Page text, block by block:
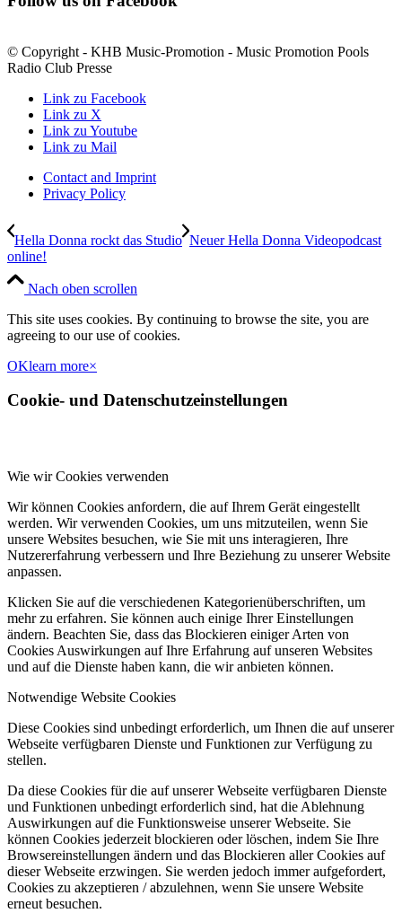
© Copyright - KHB Music-Promotion - Music Promotion Pools
Radio Club Presse
Link zu Facebook
Link zu X
Link zu Youtube
Link zu Mail
Contact and Imprint
Privacy Policy
Hella Donna rockt das Studio Neuer Hella Donna Videopodcast
online!
Nach oben scrollen
This site uses cookies. By continuing to browse the site, you are
agreeing to our use of cookies.
OKlearn more×
Cookie- und Datenschutzeinstellungen
Wie wir Cookies verwenden
Wir können Cookies anfordern, die auf Ihrem Gerät eingestellt
werden. Wir verwenden Cookies, um uns mitzuteilen, wenn Sie
unsere Websites besuchen, wie Sie mit uns interagieren, Ihre
Nutzererfahrung verbessern und Ihre Beziehung zu unserer Website
anpassen.
Klicken Sie auf die verschiedenen Kategorienüberschriften, um
mehr zu erfahren. Sie können auch einige Ihrer Einstellungen
ändern. Beachten Sie, dass das Blockieren einiger Arten von
Cookies Auswirkungen auf Ihre Erfahrung auf unseren Websites
und auf die Dienste haben kann, die wir anbieten können.
Notwendige Website Cookies
Diese Cookies sind unbedingt erforderlich, um Ihnen die auf unserer
Webseite verfügbaren Dienste und Funktionen zur Verfügung zu
stellen.
Da diese Cookies für die auf unserer Webseite verfügbaren Dienste
und Funktionen unbedingt erforderlich sind, hat die Ablehnung
Auswirkungen auf die Funktionsweise unserer Webseite. Sie
können Cookies jederzeit blockieren oder löschen, indem Sie Ihre
Browsereinstellungen ändern und das Blockieren aller Cookies auf
dieser Webseite erzwingen. Sie werden jedoch immer aufgefordert,
Cookies zu akzeptieren / abzulehnen, wenn Sie unsere Website
erneut besuchen.